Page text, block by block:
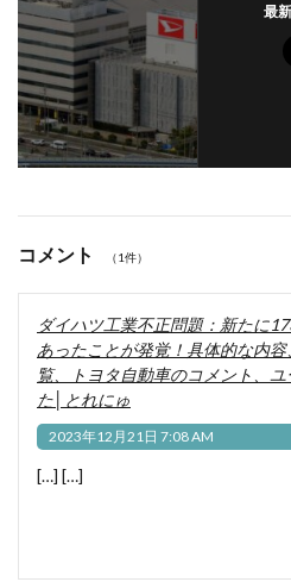
最
コメント （1件）
ダイハツ工業不正問題：新たに
あったことが発覚！具体的な内
覧、トヨタ自動車のコメント、
た│とれにゅ
2023年12月21日 7:08 AM
[…] […]